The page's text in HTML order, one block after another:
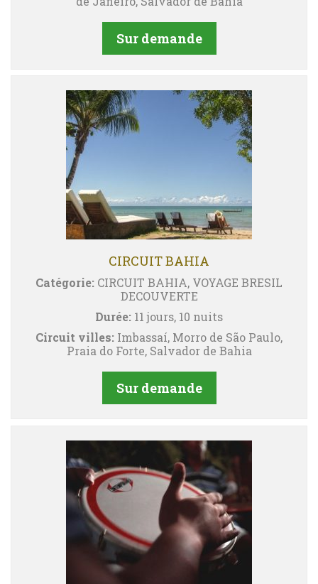
Sur demande
CIRCUIT BAHIA
Catégorie: CIRCUIT BAHIA, VOYAGE BRESIL
DECOUVERTE
Durée: 11 jours, 10 nuits
Circuit villes: Imbassaí, Morro de São Paulo,
Praia do Forte, Salvador de Bahia
Sur demande